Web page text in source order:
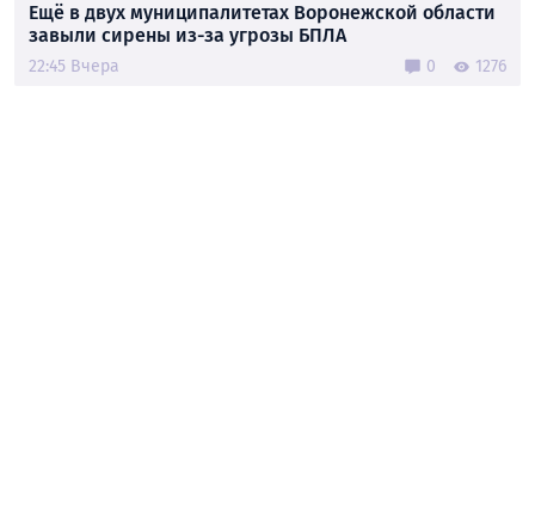
Ещё в двух муниципалитетах Воронежской области
завыли сирены из-за угрозы БПЛА
22:45 Вчера 0 1276